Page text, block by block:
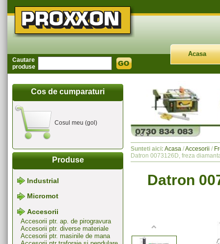
Cautare
produse
Acasa
Cos de cumparaturi
Cosul meu (gol)
Produse
Industrial
Micromot
Accesorii
Accesorii ptr. ap. de pirogravura
Accesorii ptr. diverse materiale
Accesorii ptr. masinile de mana
Sunteti aici: Acasa /Accesorii /
Datron 0073126D, freza
Datron